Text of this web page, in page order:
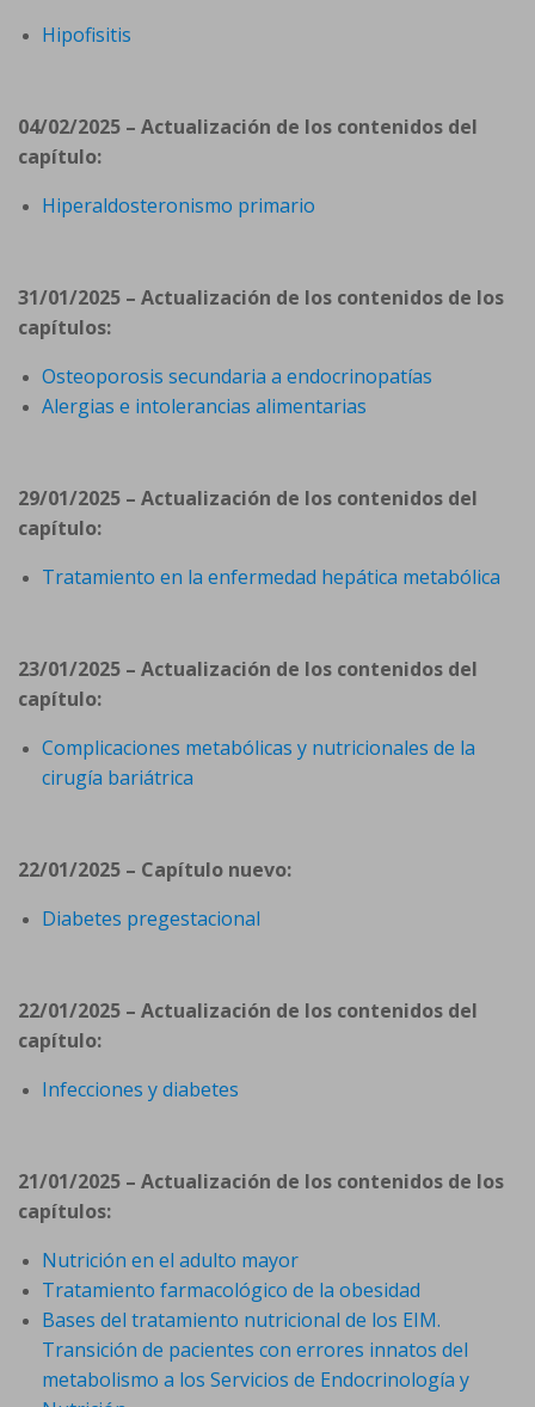
Hipofisitis
04/02/2025 – Actualización de los contenidos del
capítulo:
Hiperaldosteronismo primario
31/01/2025 – Actualización de los contenidos de los
capítulos:
Osteoporosis secundaria a endocrinopatías
Alergias e intolerancias alimentarias
29/01/2025 – Actualización de los contenidos del
capítulo:
Tratamiento en la enfermedad hepática metabólica
23/01/2025 – Actualización de los contenidos del
capítulo:
Complicaciones metabólicas y nutricionales de la
cirugía bariátrica
22/01/2025 – Capítulo nuevo:
Diabetes pregestacional
22/01/2025 – Actualización de los contenidos del
capítulo:
Infecciones y diabetes
21/01/2025 – Actualización de los contenidos de los
capítulos:
Nutrición en el adulto mayor
Tratamiento farmacológico de la obesidad
Bases del tratamiento nutricional de los EIM.
Transición de pacientes con errores innatos del
metabolismo a los Servicios de Endocrinología y